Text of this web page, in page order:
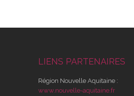
LIENS PARTENAIRES
Région Nouvelle Aquitaine :
www.nouvelle-aquitaine.fr